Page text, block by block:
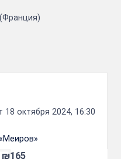
18 октября 2024, 16:30
₪165